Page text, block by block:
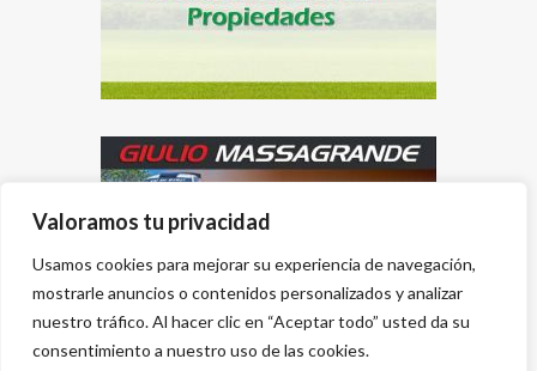
Valoramos tu privacidad
Usamos cookies para mejorar su experiencia de navegación,
mostrarle anuncios o contenidos personalizados y analizar
nuestro tráfico. Al hacer clic en “Aceptar todo” usted da su
consentimiento a nuestro uso de las cookies.